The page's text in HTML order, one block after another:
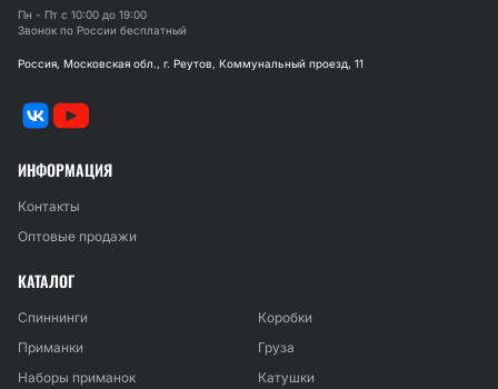
Пн - Пт с 10:00 до 19:00
Звонок по России бесплатный
Россия, Московская обл., г. Реутов, Коммунальный проезд, 11
ИНФОРМАЦИЯ
Контакты
Оптовые продажи
КАТАЛОГ
Спиннинги
Коробки
Приманки
Груза
Наборы приманок
Катушки